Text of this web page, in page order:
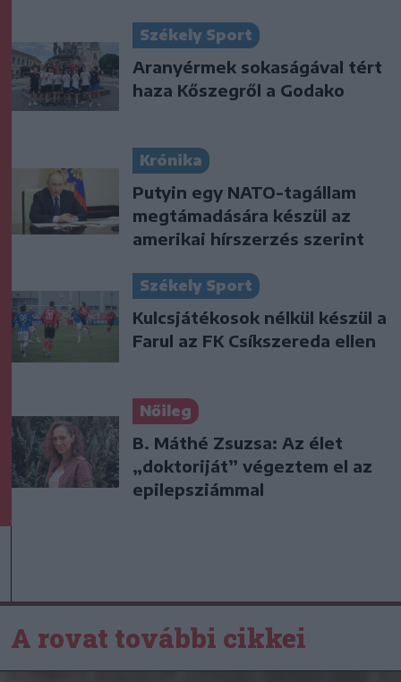
Székely Sport
Aranyérmek sokaságával tért
haza Kőszegről a Godako
Krónika
Putyin egy NATO-tagállam
megtámadására készül az
amerikai hírszerzés szerint
Székely Sport
Kulcsjátékosok nélkül készül a
Farul az FK Csíkszereda ellen
Nőileg
B. Máthé Zsuzsa: Az élet
„doktoriját” végeztem el az
epilepsziámmal
A rovat további cikkei